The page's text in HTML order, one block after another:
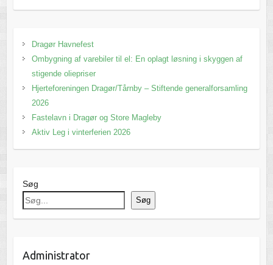
Dragør Havnefest
Ombygning af varebiler til el: En oplagt løsning i skyggen af
stigende oliepriser
Hjerteforeningen Dragør/Tårnby – Stiftende generalforsamling
2026
Fastelavn i Dragør og Store Magleby
Aktiv Leg i vinterferien 2026
Søg
Søg
Administrator